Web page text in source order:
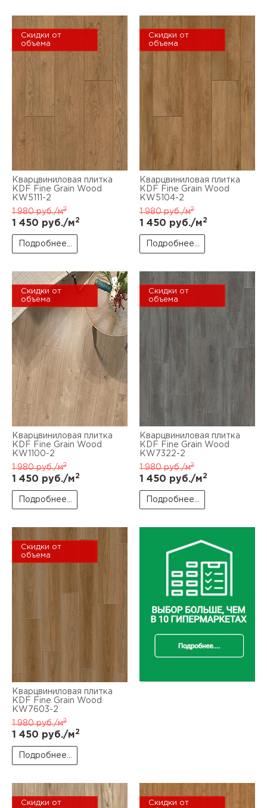
Скидки от
объема
Кварцвиниловая плитка
KDF Fine Grain Wood
KW5111-2
1 980руб./м2
1 450 руб./м2
Подробнее...
Скидки от
объема
Кварцвиниловая плитка
KDF Fine Grain Wood
KW5104-2
1 980руб./м2
1 450 руб./м2
Подробнее...
Скидки от
объема
Кварцвиниловая плитка
KDF Fine Grain Wood
KW1100-2
1 980руб./м2
1 450 руб./м2
Подробнее...
Скидки от
объема
Кварцвиниловая плитка
KDF Fine Grain Wood
KW7322-2
1 980руб./м2
1 450 руб./м2
Подробнее...
Скидки от
объема
Кварцвиниловая плитка
KDF Fine Grain Wood
KW7603-2
1 980руб./м2
1 450 руб./м2
Подробнее...
Скидки от
Скидки от